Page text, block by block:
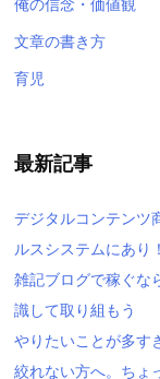
文章の書き方
育児
最新記事
デジタルコンテンツ
ルスシステムにあり！
雑記ブログで稼ぐな
識して取り組もう
やりたいことが多す
絞れない方へ。ちょ